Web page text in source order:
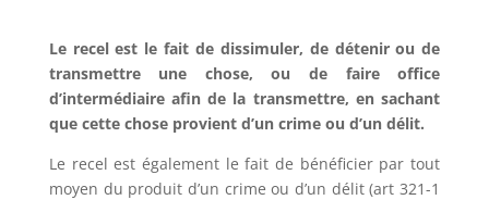
Le recel est le fait de dissimuler, de détenir ou de
transmettre une chose, ou de faire office
d’intermédiaire afin de la transmettre, en sachant
que cette chose provient d’un crime ou d’un délit.
Le recel est également le fait de bénéficier par tout
moyen du produit d’un crime ou d’un délit (art 321-1